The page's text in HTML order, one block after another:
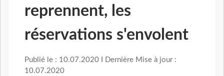
reprennent, les
réservations s'envolent
Publié le : 10.07.2020 I Dernière Mise à jour :
10.07.2020